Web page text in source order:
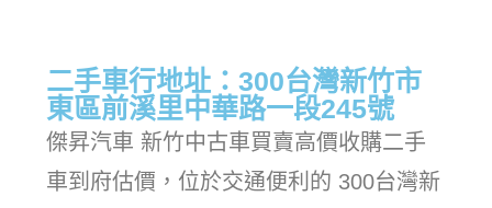
二手車行地址：300台灣新竹市
東區前溪里中華路一段245號
傑昇汽車 新竹中古車買賣高價收購二手
車到府估價，位於交通便利的 300台灣新